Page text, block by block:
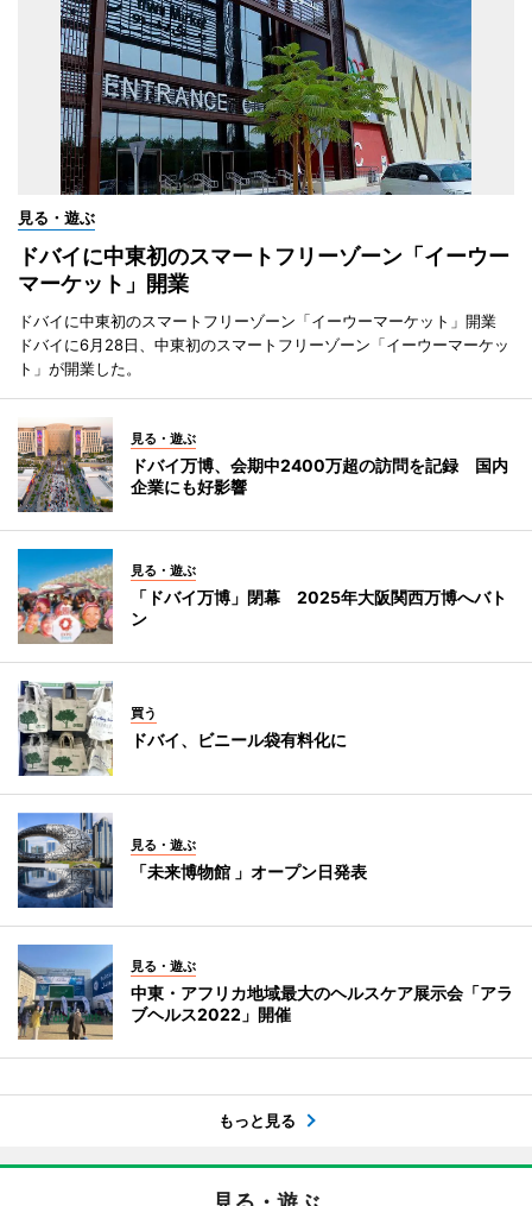
見る・遊ぶ
ドバイに中東初のスマートフリーゾーン「イーウー
マーケット」開業
ドバイに中東初のスマートフリーゾーン「イーウーマーケット」開業
ドバイに6月28日、中東初のスマートフリーゾーン「イーウーマーケッ
ト」が開業した。
見る・遊ぶ
ドバイ万博、会期中2400万超の訪問を記録 国内
企業にも好影響
見る・遊ぶ
「ドバイ万博」閉幕 2025年大阪関西万博へバト
ン
買う
ドバイ、ビニール袋有料化に
見る・遊ぶ
「未来博物館 」オープン日発表
見る・遊ぶ
中東・アフリカ地域最大のヘルスケア展示会「アラ
ブヘルス2022」開催
もっと見る